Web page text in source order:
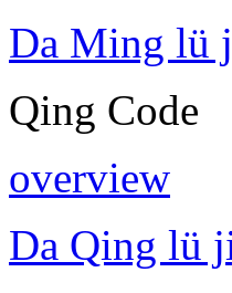
Da Ming lü
Qing Code
overview
Da Qing lü